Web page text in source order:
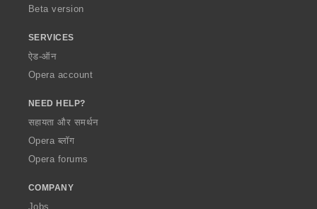
Beta version
SERVICES
ऐड-ऑन
Opera account
NEED HELP?
सहायता और समर्थन
Opera ब्लॉग
Opera forums
COMPANY
Jobs